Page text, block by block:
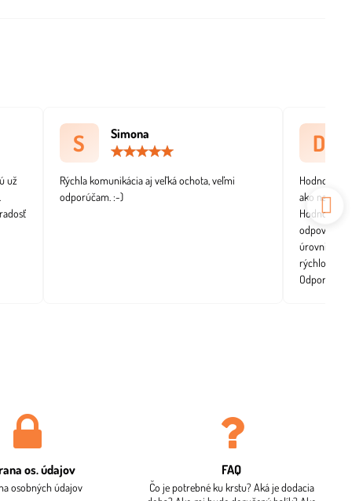
už
S
Simona
/
5
Rýchla komunikácia aj veľká ochota, veľmi
odporúčam. :-)
D
Hodnotenie
ako na
Hodnotenie
odpovedá
úrovni.
rýchlo a
Odporúčam!
os​. údajov
osobných údajov
FAQ
Čo je potrebné ku krstu? Aká je dodacia